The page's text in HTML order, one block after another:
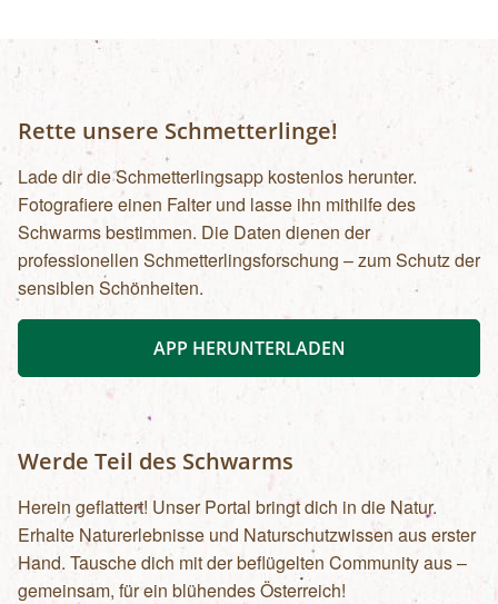
Rette unsere Schmetterlinge!
Lade dir die Schmetterlingsapp kostenlos herunter.
Fotografiere einen Falter und lasse ihn mithilfe des
Schwarms bestimmen. Die Daten dienen der
professionellen Schmetterlingsforschung – zum Schutz der
sensiblen Schönheiten.
APP HERUNTERLADEN
Werde Teil des Schwarms
Herein geflattert! Unser Portal bringt dich in die Natur.
Erhalte Naturerlebnisse und Naturschutzwissen aus erster
Hand. Tausche dich mit der beflügelten Community aus –
gemeinsam, für ein blühendes Österreich!